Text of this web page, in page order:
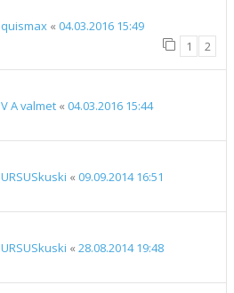
quismax « 04.03.2016 15:49
1 2
V A valmet « 04.03.2016 15:44
URSUSkuski « 09.09.2014 16:51
URSUSkuski « 28.08.2014 19:48